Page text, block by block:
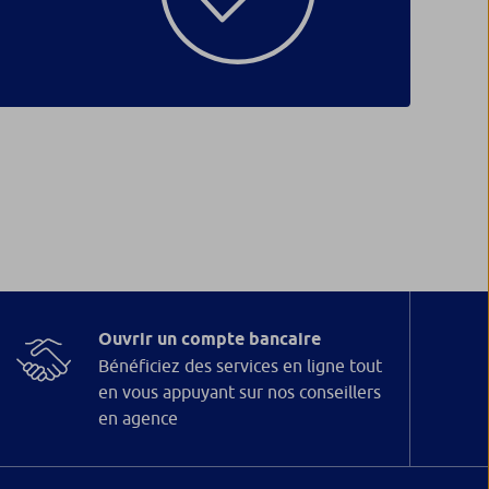
Ouvrir un compte bancaire
Bénéficiez des services en ligne tout
en vous appuyant sur nos conseillers
en agence